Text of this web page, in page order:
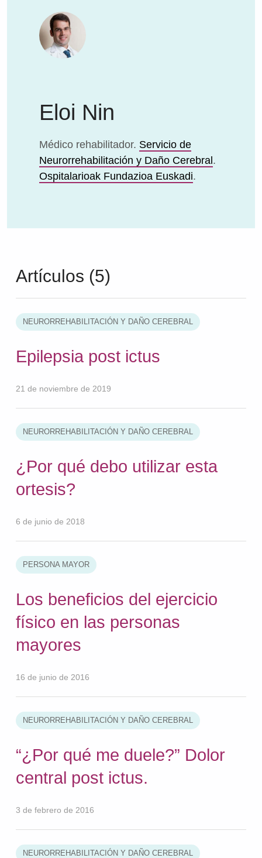
Eloi Nin
Médico rehabilitador. Servicio de
Neurorrehabilitación y Daño Cerebral .
Ospitalarioak Fundazioa Euskadi.
Artículos (5)
NEURORREHABILITACIÓN Y DAÑO CEREBRAL
Epilepsia post ictus
21 de noviembre de 2019
NEURORREHABILITACIÓN Y DAÑO CEREBRAL
¿Por qué debo utilizar esta
ortesis?
6 de junio de 2018
PERSONA MAYOR
Los beneficios del ejercicio
físico en las personas
mayores
16 de junio de 2016
NEURORREHABILITACIÓN Y DAÑO CEREBRAL
“¿Por qué me duele?” Dolor
central post ictus.
3 de febrero de 2016
NEURORREHABILITACIÓN Y DAÑO CEREBRAL